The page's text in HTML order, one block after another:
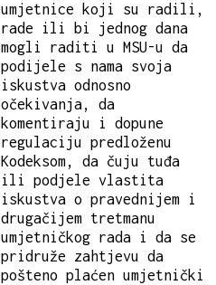
umjetnice koji su radili,
rade ili bi jednog dana
mogli raditi u MSU-u da
podijele s nama svoja
iskustva odnosno
očekivanja, da
komentiraju i dopune
regulaciju predloženu
Kodeksom, da čuju tuđa
ili podjele vlastita
iskustva o pravednijem i
drugačijem tretmanu
umjetničkog rada i da se
pridruže zahtjevu da
pošteno plaćen umjetnički